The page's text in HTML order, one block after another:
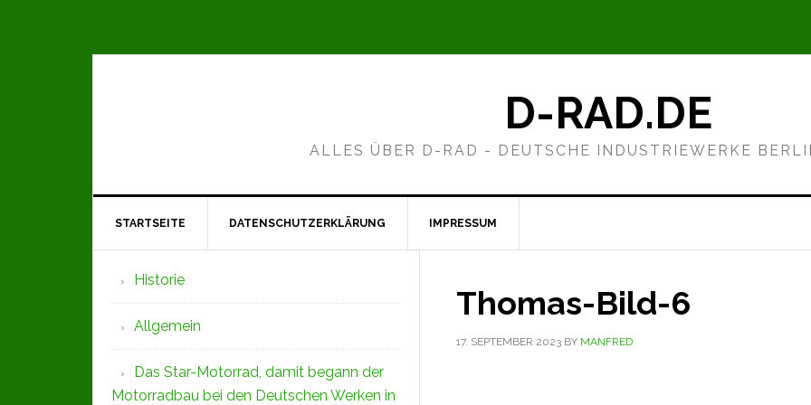
D-RAD.DE
ALLES ÜBER D-RAD - DEUTSCHE INDUSTRIEWERKE
STARTSEITE DATENSCHUTZERKLÄRUNG IMPRESSUM
Thomas-Bild-6
17. SEPTEMBER 2023 BY MANFRED
Seitenspalte
Historie
Allgemein
Das Star-Motorrad, damit begann der
Motorradbau bei den Deutschen Werken in